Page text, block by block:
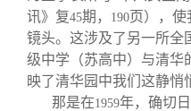
校友讲坛
校友视界
讯》复45期， 190页），
镜头。这涉及了另一所
级中学（苏高中）与清华
映了清华园中我们这静悄
那是在1959年，确切